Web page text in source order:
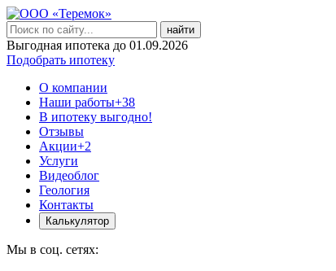
найти
Выгодная ипотека до 01.09.2026
Подобрать ипотеку
О компании
Наши работы+38
В ипотеку выгодно!
Отзывы
Акции+2
Услуги
Видеоблог
Геология
Контакты
Калькулятор
Мы в соц. сетях: